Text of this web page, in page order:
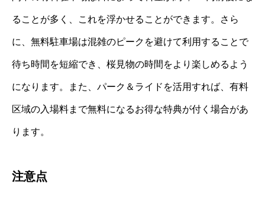
ることが多く、これを浮かせることができます。さら
に、無料駐車場は混雑のピークを避けて利用することで
待ち時間を短縮でき、桜見物の時間をより楽しめるよう
になります。また、パーク＆ライドを活用すれば、有料
区域の入場料まで無料になるお得な特典が付く場合があ
ります。
注意点